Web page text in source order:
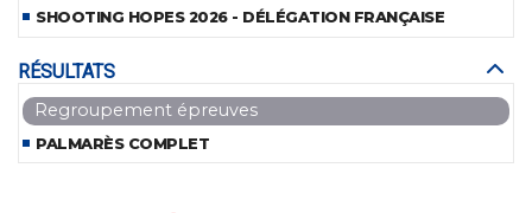
SHOOTING HOPES 2026 - DÉLÉGATION FRANÇAISE
RÉSULTATS
Regroupement épreuves
PALMARÈS COMPLET